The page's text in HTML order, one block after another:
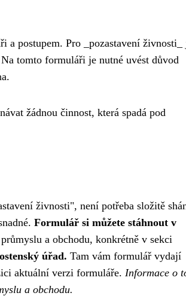
postupem. Pro _pozastavení živnosti_
tomto formuláři je nutné uvést důvod
žádnou činnost, která spadá pod
živnosti", není potřeba složitě
Formulář si můžete stáhnout v
a obchodu, konkrétně v sekci
úřad. Tam vám formulář vydají
aktuální verzi formuláře. Informace o
a obchodu.